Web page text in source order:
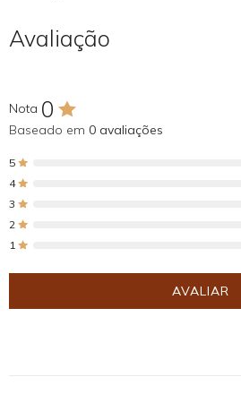
Avaliação
Nota 0
Baseado em0 avaliações
5
4
3
2
1
AVALIAR